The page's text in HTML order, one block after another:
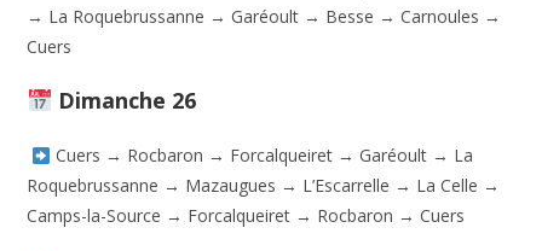
→ La Roquebrussanne → Garéoult → Besse → Carnoules →
Cuers
Dimanche 26
Cuers → Rocbaron → Forcalqueiret → Garéoult → La
Roquebrussanne → Mazaugues → L’Escarrelle → La Celle →
Camps-la-Source → Forcalqueiret → Rocbaron → Cuers